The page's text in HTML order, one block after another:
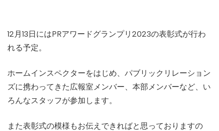
12月13日にはPRアワードグランプリ2023の表彰式が行わ
れる予定。
ホームインスペクターをはじめ、パブリックリレーション
ズに携わってきた広報室メンバー、本部メンバーなど、い
ろんなスタッフが参加します。
また表彰式の模様もお伝えできればと思っておりますの